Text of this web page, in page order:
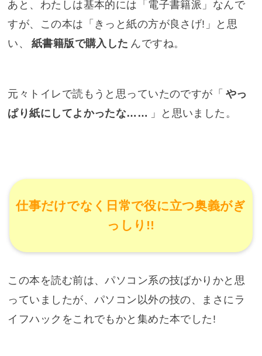
あと、わたしは基本的には「電子書籍派」なんで
すが、この本は「きっと紙の方が良さげ!」と思
い、
紙書籍版で購入した んですね。
元々トイレで読もうと思っていたのですが「 やっ
ぱり紙にしてよかったな…… 」と思いました。
仕事だけでなく日常で役に立つ奥義がぎ
っしり!!
この本を読む前は、パソコン系の技ばかりかと思
っていましたが、パソコン以外の技の、まさにラ
イフハックをこれでもかと集めた本でした!